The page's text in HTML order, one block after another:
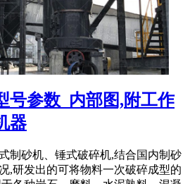
号参数_内部图,附工作
器
制砂机、锤式破碎机,结合国内制砂
,研发出的可将物料一次破碎成型的